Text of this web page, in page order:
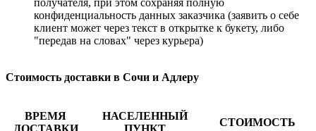
получателя, при этом сохраняя полную
конфиденциальность данных заказчика (заявить о себе
клиент может через текст в открытке к букету, либо
"передав на словах" через курьера)
Стоимость доставки в Сочи и Адлеру
ВРЕМЯ
НАСЕЛЕННЫЙ
СТОИМОСТЬ